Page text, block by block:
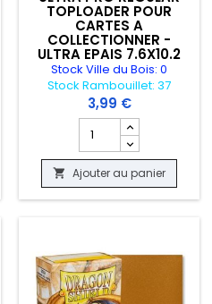
PORTE FOLIO PRO KASES - TOP
TOPLOADER POUR
CARTES A
COLLECTIONNER -
ULTRA EPAIS 7.6X10.2
CM - LOT DE 25
Stock Ville du Bois: 0
Stock Rambouillet: 37
3,99 €
Champ quantité du
 Ajouter au panier